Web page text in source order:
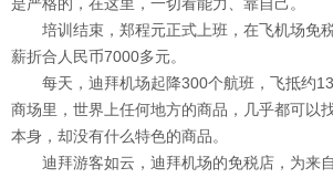
培训结束，郑程元正式上班，在飞机场免
薪折合人民币7000多元。
每天，迪拜机场起降300个航班，飞抵约
商场里，世界上任何地方的商品，几乎都可以
本身，却没有什么特色的商品。
迪拜游客如云，迪拜机场的免税店，为来